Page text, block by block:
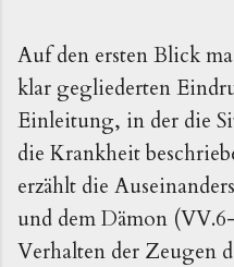
Auf den ersten Blick
klar gegliederten
Einleitung, in der die
die Krankheit
erzählt die
und dem Dämon
Verhalten der Zeugen